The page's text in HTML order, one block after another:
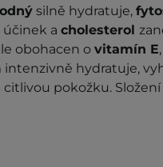
silně hydratuje,
účinek a cholesterol
obohacen o vitamín E
intenzivně hydratuje,
pokožku.